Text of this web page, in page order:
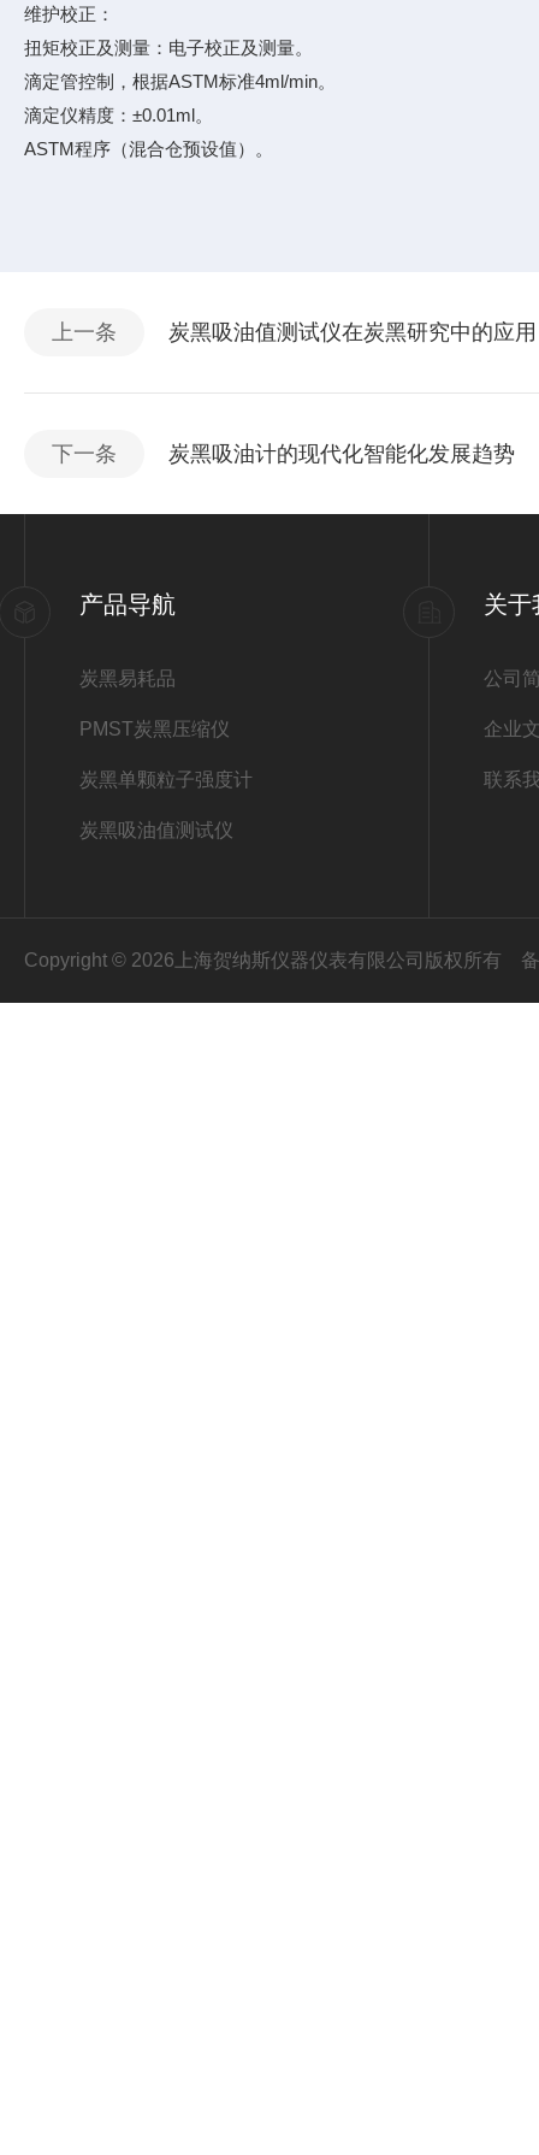
维护校正：
扭矩校正及测量：电子校正及测量。
滴定管控制，根据ASTM标准4ml/min。
滴定仪精度：±0.01ml。
ASTM程序（混合仓预设值）。
上一条 炭黑吸油值测试仪在炭黑研究中的应用
下一条 炭黑吸油计的现代化智能化发展趋势
产品导航
炭黑易耗品
PMST炭黑压缩仪
炭黑单颗粒子强度计
炭黑吸油值测试仪
关于
公司
企业
联系
Copyright © 2026上海贺纳斯仪器仪表有限公司版权所有